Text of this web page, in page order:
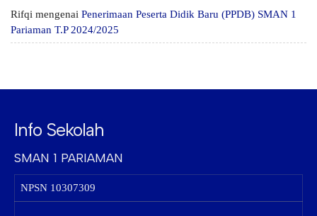
Rifqi mengenai Penerimaan Peserta Didik Baru (PPDB) SMAN 1
Pariaman T.P 2024/2025
Info Sekolah
SMAN 1 PARIAMAN
NPSN 10307309